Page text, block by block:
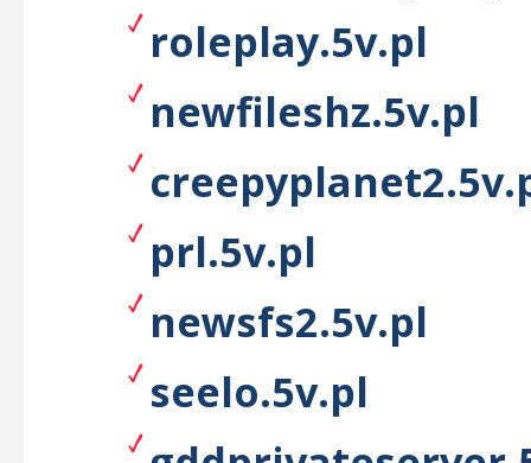
roleplay.5v.pl
newfileshz.5v.pl
prl.5v.pl
newsfs2.5v.pl
seelo.5v.pl